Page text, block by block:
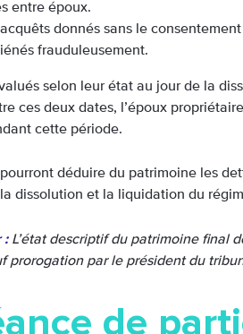
entre époux.
donnés sans le
frauduleusement.
selon leur état au jour de la
ces deux dates, l’époux
cette période.
déduire du patrimoine les
dissolution et la liquidation du
:L’état descriptif du patrimoine final
prorogation par le président du
de